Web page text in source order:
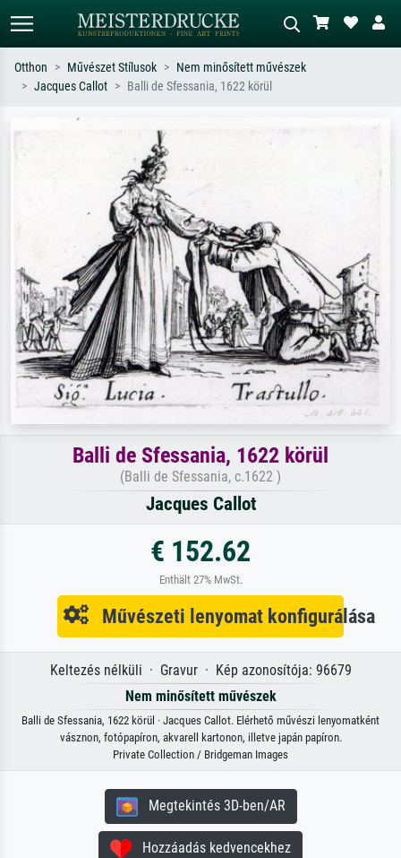
Keressen művész, műcím vagy stílus
szerint – pl. Monet, Csillagos éj,
impresszionizmus, Hokusai-hullám,
piros absztrakt, sötét olajkép, álló akt
Otthon Művészet Stílusok
Nem minősített művészek
Jacques Callot
Balli de Sfessania, 1622 körül
Balli de Sfessania, 1622 körül
(Balli de Sfessania, c.1622 )
Jacques Callot
€ 152.62
Enthält 27% MwSt.
Művészeti lenyomat konfigurálása
Keltezés nélküli · Gravur · Kép azonosítója: 96679
Nem minősített művészek
Balli de Sfessania, 1622 körül · Jacques Callot. Elérhető művészi lenyomatként
vásznon, fotópapíron, akvarell kartonon, illetve japán papíron.
Private Collection / Bridgeman Images
Megtekintés 3D-ben/AR
Hozzáadás kedvencekhez